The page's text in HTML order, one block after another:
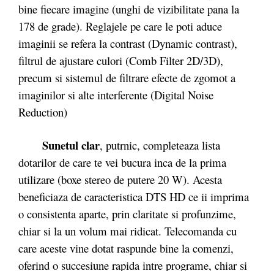
bine fiecare imagine (unghi de vizibilitate pana la
178 de grade). Reglajele pe care le poti aduce
imaginii se refera la contrast (Dynamic contrast),
filtrul de ajustare culori (Comb Filter 2D/3D),
precum si sistemul de filtrare efecte de zgomot a
imaginilor si alte interferente (Digital Noise
Reduction)
Sunetul clar, putrnic, completeaza lista
dotarilor de care te vei bucura inca de la prima
utilizare (boxe stereo de putere 20 W). Acesta
beneficiaza de caracteristica DTS HD ce ii imprima
o consistenta aparte, prin claritate si profunzime,
chiar si la un volum mai ridicat. Telecomanda cu
care aceste vine dotat raspunde bine la comenzi,
oferind o succesiune rapida intre programe, chiar si